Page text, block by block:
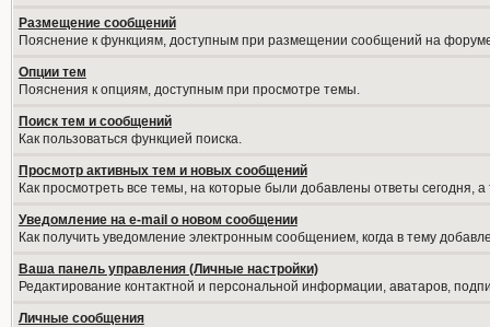
Размещение сообщений
Пояснение к функциям, доступным при размещении сообщений на
Опции тем
Пояснения к опциям, доступным при просмотре темы.
Поиск тем и сообщений
Как пользоваться функцией поиска.
Просмотр активных тем и новых сообщений
Как просмотреть все темы, на которые были добавлены ответы сегодня,
Уведомление на е-mail о новом сообщении
Как получить уведомление электронным сообщением, когда в тему
Ваша панель управления (Личные настройки)
Редактирование контактной и персональной информации, аватаров,
Личные сообщения